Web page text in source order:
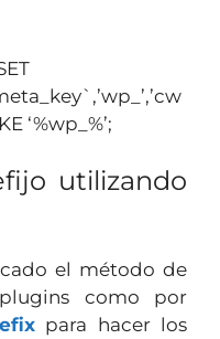
‘%wp_%’;
utilizando
el método de
como por
para hacer los